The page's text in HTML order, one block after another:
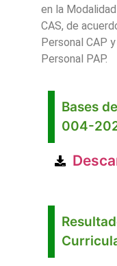
en la
CAS, de
Personal CAP
Personal PAP.
Bases
004-